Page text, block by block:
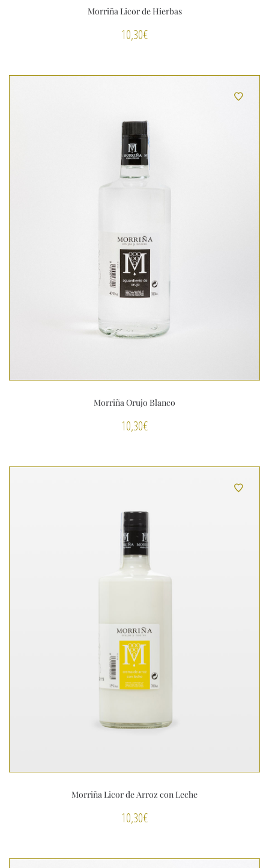
Morriña Licor de Hierbas
10,30€
Morriña Orujo Blanco
10,30€
Morriña Licor de Arroz con Leche
10,30€